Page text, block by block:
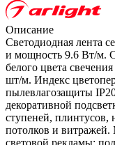
Описание
Светодиодная лента
и мощность 9.6 Вт/м.
белого цвета
шт/м. Индекс
пылевлагозащиты
декоративной
ступеней,
потолков и витражей.